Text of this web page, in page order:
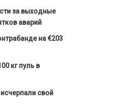
за выходные
аварий
на €203
кг пуль в
свой